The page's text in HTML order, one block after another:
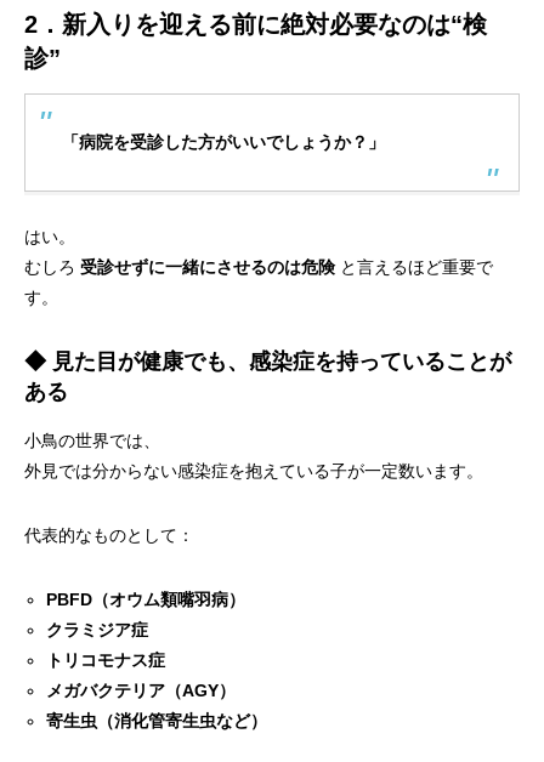
2．新入りを迎える前に絶対必要なのは“検
診”
「病院を受診した方がいいでしょうか？」
はい。
むしろ 受診せずに一緒にさせるのは危険と言えるほど重要で
す。
◆ 見た目が健康でも、感染症を持っていることが
ある
小鳥の世界では、
外見では分からない感染症を抱えている子が一定数います。
代表的なものとして：
PBFD（オウム類嘴羽病）
クラミジア症
トリコモナス症
メガバクテリア（AGY）
寄生虫（消化管寄生虫など）